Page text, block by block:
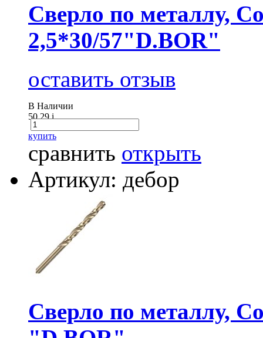
Сверло по металлу,
2,5*30/57"D.BOR"
оставить отзыв
В Наличии
50.29i
купить
сравнить открыть
Артикул: дебор
Сверло по металлу,